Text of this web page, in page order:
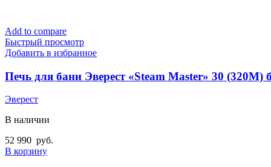
Add to compare
Быстрый просмотр
Добавить в избранное
Печь для бани Эверест «Steam Master» 30 (320М)
Эверест
В наличии
52 990 руб.
В корзину